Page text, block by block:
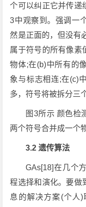
个可以纠正它并传递
3中观察到。强调一
然是正面的，但没有
属于符号的所有像素
物体;在(b)中所有的
象与标志相连;在(c)
多，符号将被拆分三
图3所示 颜色检
两个符号合并成一个
3.2 遗传算法
GAs[18]在几个
程选择和演化。要做
息的解决方案(个人